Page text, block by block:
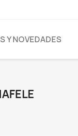
Y NOVEDADES